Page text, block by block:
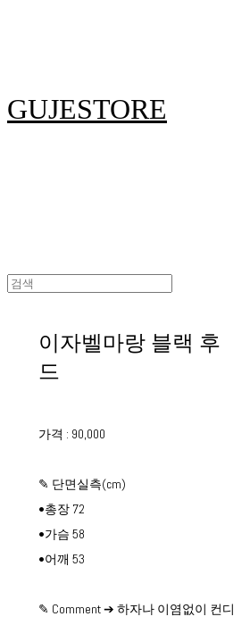
GUJESTORE
이자벨마랑 블랙 후
드
가격 : 90,000
✎ 단면실측(cm)
•총장 72
•가슴 58
•어깨 53
✎ Comment ➔ 하자나 이염없이 컨디